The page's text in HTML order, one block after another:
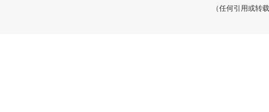
（任何引用或转